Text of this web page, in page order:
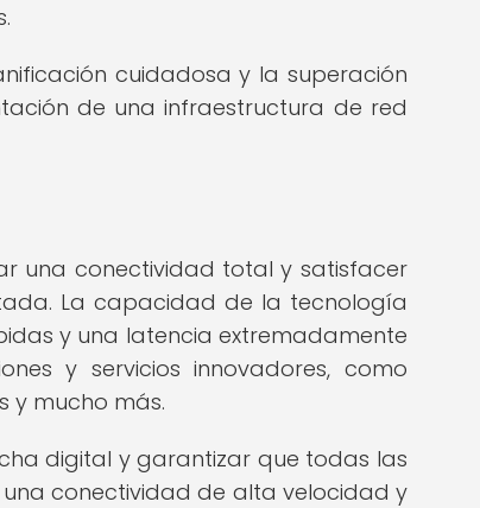
cuidadosa y la superación
de una infraestructura de red
una conectividad total y satisfacer
La capacidad de la tecnología
y una latencia extremadamente
y servicios innovadores, como
y mucho más.
digital y garantizar que todas las
conectividad de alta velocidad y